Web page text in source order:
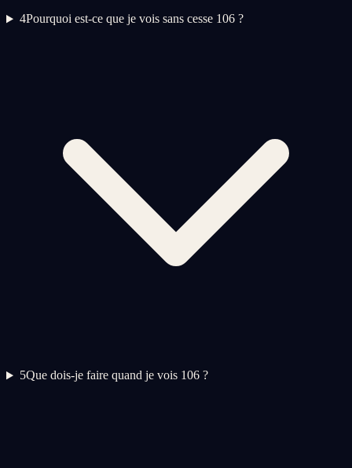
4Pourquoi est-ce que je vois sans cesse 106 ?
5Que dois-je faire quand je vois 106 ?